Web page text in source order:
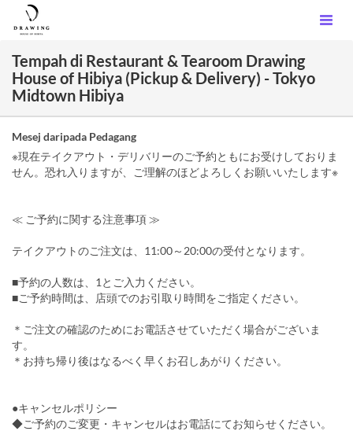
Tempah di Restaurant & Tearoom Drawing
House of Hibiya (Pickup & Delivery) - Tokyo
Midtown Hibiya
Mesej daripada Pedagang
※現在テイクアウト・デリバリーのご予約ともにお受けしておりま
せん。恐れ入りますが、ご理解のほどよろしくお願いいたします※
≪ ご予約に関する注意事項 ≫
テイクアウトのご注文は、11:00～20:00の受付となります。
■予約の人数は、1とご入力ください。
■ご予約時間は、店頭でのお引取り時間をご指定ください。
＊ご注文の確認のためにお電話させていただく場合がございま
す。
＊お持ち帰り後はなるべく早くお召しあがりください。
●キャンセルポリシー
◆ご予約のご変更・キャンセルはお電話にてお知らせください。